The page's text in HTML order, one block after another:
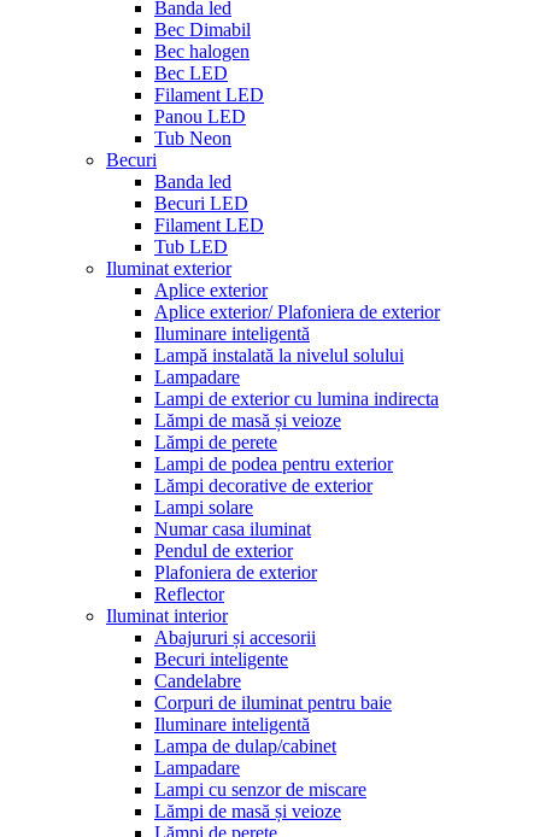
Banda led
Bec Dimabil
Bec halogen
Bec LED
Filament LED
Panou LED
Tub Neon
Becuri
Banda led
Becuri LED
Filament LED
Tub LED
Iluminat exterior
Aplice exterior
Aplice exterior/ Plafoniera de exterior
Iluminare inteligentă
Lampă instalată la nivelul solului
Lampadare
Lampi de exterior cu lumina indirecta
Lămpi de masă și veioze
Lămpi de perete
Lampi de podea pentru exterior
Lămpi decorative de exterior
Lampi solare
Numar casa iluminat
Pendul de exterior
Plafoniera de exterior
Reflector
Iluminat interior
Abajururi și accesorii
Becuri inteligente
Candelabre
Corpuri de iluminat pentru baie
Iluminare inteligentă
Lampa de dulap/cabinet
Lampadare
Lampi cu senzor de miscare
Lămpi de masă și veioze
Lămpi de perete